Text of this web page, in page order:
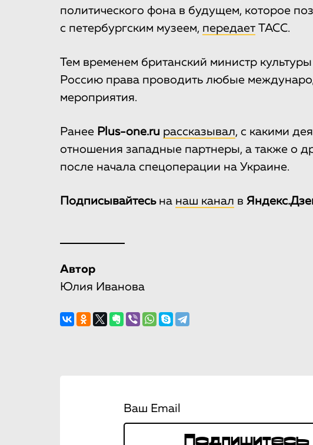
политического фона в будущем, которое
с петербургским музеем, передает ТАСС.
Тем временем британский министр
Россию права проводить любые
мероприятия.
Ранее Plus-one.ru рассказывал, с какими
отношения западные партнеры, а также о
после начала спецоперации на Украине.
Подписывайтесьна наш канал в
Автор
Юлия Иванова
Ваш Email